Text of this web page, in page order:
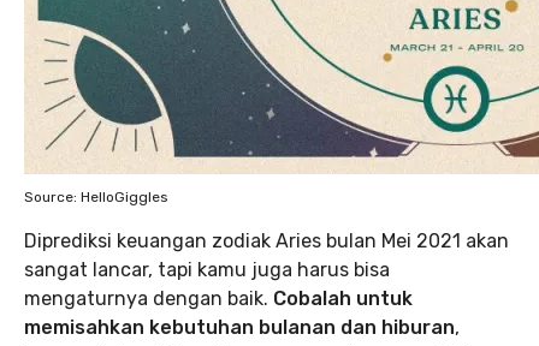
Source: HelloGiggles
Diprediksi keuangan zodiak Aries bulan Mei 2021 akan
sangat lancar, tapi kamu juga harus bisa
mengaturnya dengan baik. Cobalah untuk
memisahkan kebutuhan bulanan dan hiburan,